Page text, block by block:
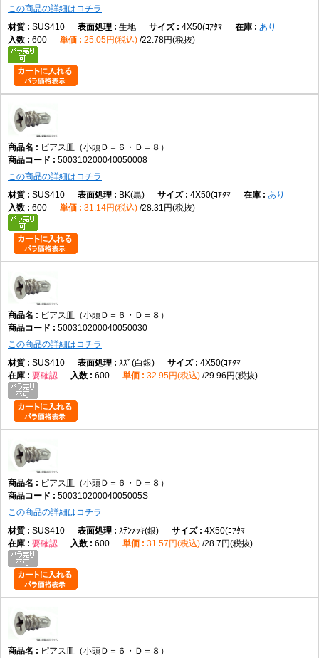
この商品の詳細はコチラ
SUS410
生地 4X50(ｺｱﾀﾏ
あり
600
25.05円(税込) 22.78円(税抜)
ピアス皿（小頭Ｄ＝６・Ｄ＝８）
500310200040050008
この商品の詳細はコチラ
SUS410
BK(黒) 4X50(ｺｱﾀﾏ
あり
600
31.14円(税込) 28.31円(税抜)
ピアス皿（小頭Ｄ＝６・Ｄ＝８）
500310200040050030
この商品の詳細はコチラ
SUS410
ｽｽﾞ(白銀)
4X50(ｺｱﾀﾏ
要確認
600 32.95円(税込) 29.96円(税抜)
ピアス皿（小頭Ｄ＝６・Ｄ＝８）
50031020004005005S
この商品の詳細はコチラ
SUS410
ｽﾃﾝﾒｯｷ(銀)
4X50(ｺｱﾀﾏ
要確認
600 31.57円(税込) 28.7円(税抜)
ピアス皿（小頭Ｄ＝６・Ｄ＝８）